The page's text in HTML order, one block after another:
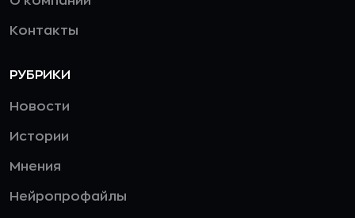
Контакты
РУБРИКИ
Новости
Истории
Мнения
Нейропрофайлы